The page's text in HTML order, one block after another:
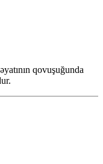
qovuşuğunda